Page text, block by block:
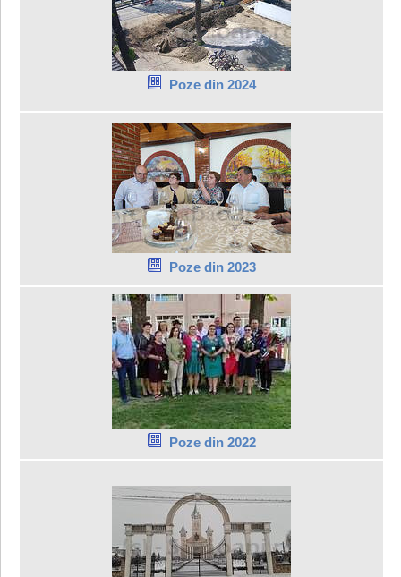
Poze din 2024
Poze din 2023
Poze din 2022